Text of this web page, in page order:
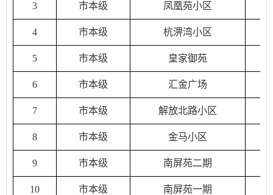
3 市本级 凤凰苑小区
4 市本级 杭淠湾小区
5 市本级 皇家御苑
6 市本级 汇金广场
7 市本级 解放北路小区
8 市本级 金马小区
9 市本级 南屏苑二期
10 市本级 南屏苑一期